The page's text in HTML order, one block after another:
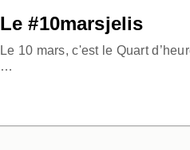
Le #10marsjelis
Le 10 mars, c'est le Quart
…